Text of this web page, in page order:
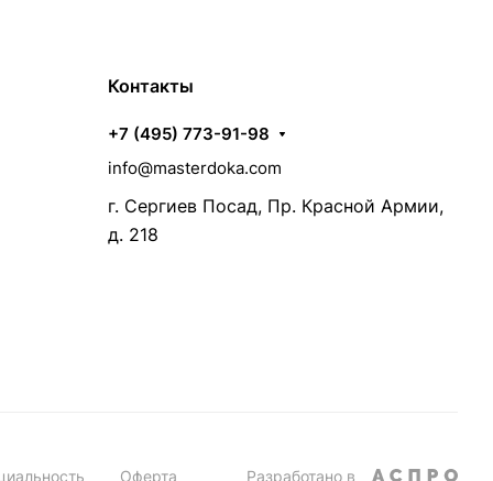
Контакты
+7 (495) 773-91-98
info@masterdoka.com
г. Сергиев Посад, Пр. Красной Армии,
д. 218
Оферта Разработано в